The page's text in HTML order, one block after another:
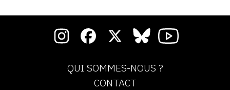
QUI SOMMES-NOUS ?
CONTACT